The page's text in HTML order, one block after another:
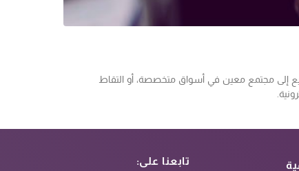
إلى مجتمع معين في أسواق متخصصة، أو التقاط
تابعنا على: